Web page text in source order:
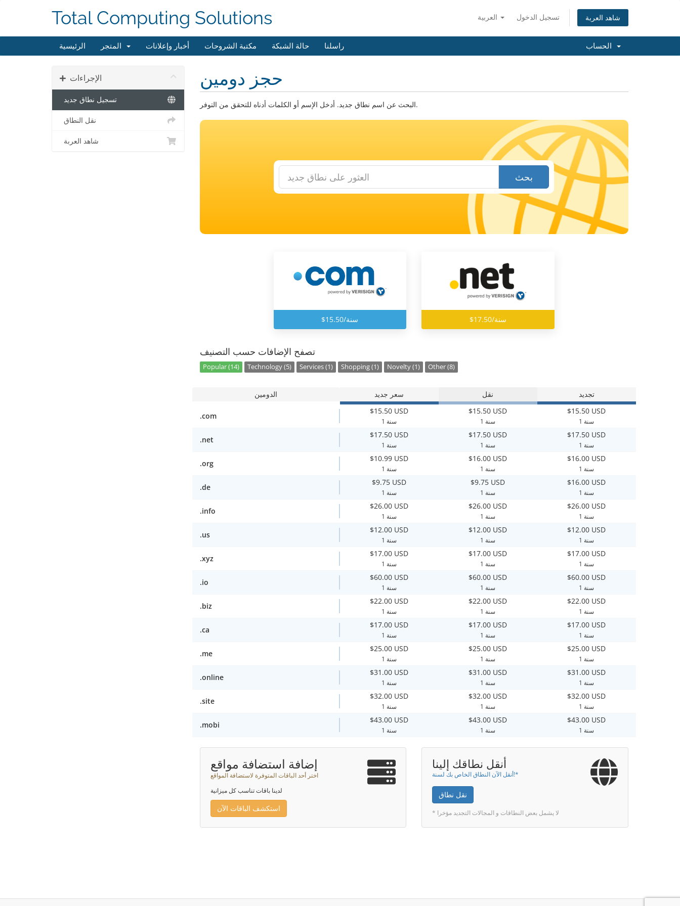
تسجيل الدخول شاهد العربة Total Computing Solutions
الرئيسية أخبار وإعلانات مكتبة الشروحات حالة الشبكة راسلنا
الإجراءات
تسجيل نطاق جديد
نقل النطاق
شاهد العربة
حجز دومين
البحث عن اسم نطاق جديد. أدخل الإسم أو الكلمات أدناه للتحقق من التوفر.
بحث
$15.50/سنة $17.50/سنة
تصفح الإضافات حسب التصنيف
Popular (14) Technology (5) Services (1) Shopping (1) Novelty (1) Other (8)
الدومين سعر جديد نقل تجديد
.com
$15.50 USD
1 سنة
$15.50 USD
1 سنة
$15.50 USD
1 سنة
.net
$17.50 USD
1 سنة
$17.50 USD
1 سنة
$17.50 USD
1 سنة
.org
$10.99 USD
1 سنة
$16.00 USD
1 سنة
$16.00 USD
1 سنة
.de
$9.75 USD
1 سنة
$9.75 USD
1 سنة
$16.00 USD
1 سنة
.info
$26.00 USD
1 سنة
$26.00 USD
1 سنة
$26.00 USD
1 سنة
.us
$12.00 USD
1 سنة
$12.00 USD
1 سنة
$12.00 USD
1 سنة
.xyz
$17.00 USD
1 سنة
$17.00 USD
1 سنة
$17.00 USD
1 سنة
.io
$60.00 USD
1 سنة
$60.00 USD
1 سنة
$60.00 USD
1 سنة
.biz
$22.00 USD
1 سنة
$22.00 USD
1 سنة
$22.00 USD
1 سنة
.ca
$17.00 USD
1 سنة
$17.00 USD
1 سنة
$17.00 USD
1 سنة
.me
$25.00 USD
1 سنة
$25.00 USD
1 سنة
$25.00 USD
1 سنة
.online
$31.00 USD
1 سنة
$31.00 USD
1 سنة
$31.00 USD
1 سنة
.site
$32.00 USD
1 سنة
$32.00 USD
1 سنة
$32.00 USD
1 سنة
.mobi
$43.00 USD
1 سنة
$43.00 USD
1 سنة
$43.00 USD
1 سنة
إضافة استضافة مواقع
اختر أحد الباقات المتوفرة لاستضافة المواقع
لدينا باقات تناسب كل ميزانية
استكشف الباقات الآن
أنقل نطاقك إلينا
أنقل الآن النطاق الخاص بك لسنة!*
نقل نطاق
* لا يشمل بعض النطاقات و المجالات التجديد مؤخرا